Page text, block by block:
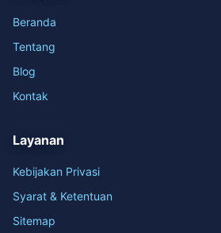
Beranda
Tentang
Blog
Kontak
Layanan
Kebijakan Privasi
Syarat & Ketentuan
Sitemap